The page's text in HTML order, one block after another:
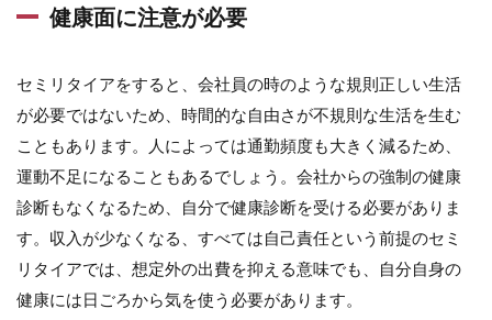
健康面に注意が必要
セミリタイアをすると、会社員の時のような規則正しい生活
が必要ではないため、時間的な自由さが不規則な生活を生む
こともあります。人によっては通勤頻度も大きく減るため、
運動不足になることもあるでしょう。会社からの強制の健康
診断もなくなるため、自分で健康診断を受ける必要がありま
す。収入が少なくなる、すべては自己責任という前提のセミ
リタイアでは、想定外の出費を抑える意味でも、自分自身の
健康には日ごろから気を使う必要があります。